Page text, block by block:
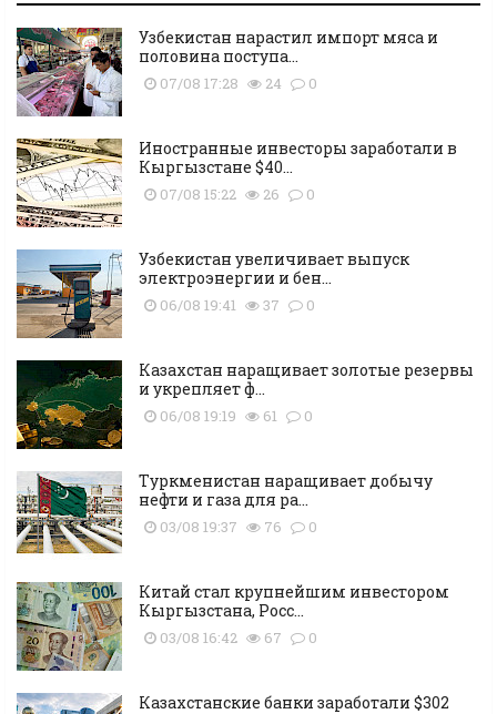
Узбекистан нарастил импорт мяса и
половина поступа...
07/08 17:28 24 0
Иностранные инвесторы заработали в
Кыргызстане $40...
07/08 15:22 26 0
Узбекистан увеличивает выпуск
электроэнергии и бен...
06/08 19:41 37 0
Казахстан наращивает золотые резервы
и укрепляет ф...
06/08 19:19 61 0
Туркменистан наращивает добычу
нефти и газа для ра...
03/08 19:37 76 0
Китай стал крупнейшим инвестором
Кыргызстана, Росс...
03/08 16:42 67 0
Казахстанские банки заработали $302